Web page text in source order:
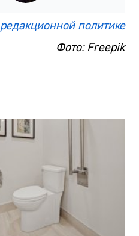
редакционной политике
Фото: Freepik